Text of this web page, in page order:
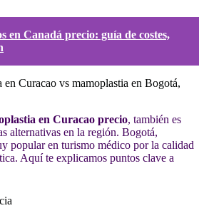
en Canadá precio: guía de costes,
Curacao vs mamoplastia en Bogotá,
en Curacao precio, también es
alternativas en la región. Bogotá,
popular en turismo médico por la calidad
Aquí te explicamos puntos clave a